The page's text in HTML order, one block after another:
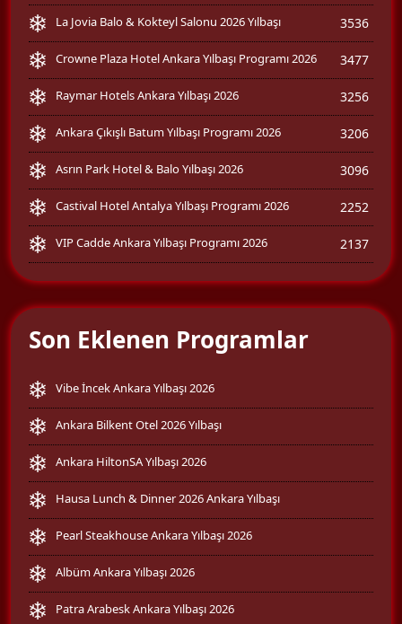
La Jovia Balo & Kokteyl Salonu 2026 Yılbaşı 3536
Crowne Plaza Hotel Ankara Yılbaşı Programı 2026 3477
Raymar Hotels Ankara Yılbaşı 2026 3256
Ankara Çıkışlı Batum Yılbaşı Programı 2026 3206
Asrın Park Hotel & Balo Yılbaşı 2026 3096
Castival Hotel Antalya Yılbaşı Programı 2026 2252
VIP Cadde Ankara Yılbaşı Programı 2026 2137
Son Eklenen Programlar
Vibe İncek Ankara Yılbaşı 2026
Ankara Bilkent Otel 2026 Yılbaşı
Ankara HiltonSA Yılbaşı 2026
Hausa Lunch & Dinner 2026 Ankara Yılbaşı
Pearl Steakhouse Ankara Yılbaşı 2026
Albüm Ankara Yılbaşı 2026
Patra Arabesk Ankara Yılbaşı 2026